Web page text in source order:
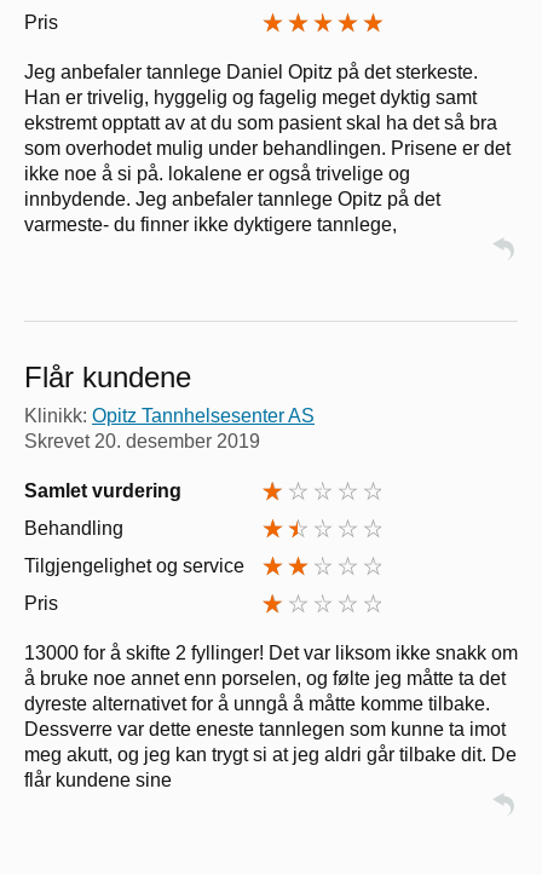
Pris
Jeg anbefaler tannlege Daniel Opitz på det sterkeste.
Han er trivelig, hyggelig og fagelig meget dyktig samt
ekstremt opptatt av at du som pasient skal ha det så bra
som overhodet mulig under behandlingen. Prisene er det
ikke noe å si på. lokalene er også trivelige og
innbydende. Jeg anbefaler tannlege Opitz på det
varmeste- du finner ikke dyktigere tannlege,
Flår kundene
Klinikk: Opitz Tannhelsesenter AS
Skrevet 20. desember 2019
Samlet vurdering
Behandling
Tilgjengelighet og service
Pris
13000 for å skifte 2 fyllinger! Det var liksom ikke snakk om
å bruke noe annet enn porselen, og følte jeg måtte ta det
dyreste alternativet for å unngå å måtte komme tilbake.
Dessverre var dette eneste tannlegen som kunne ta imot
meg akutt, og jeg kan trygt si at jeg aldri går tilbake dit. De
flår kundene sine